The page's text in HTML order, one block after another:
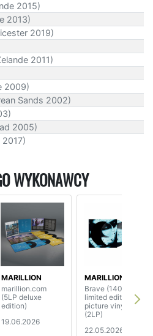
2015)
2013)
2019)
2011)
2009)
Sands 2002)
2005)
WYKONAWCY
MARILLION
marillion.com
(5LP deluxe
edition)
19.06.2026
MARILLION
Brave (140 grams,
limited edition
picture vinyl)
(2LP)
22.05.2026